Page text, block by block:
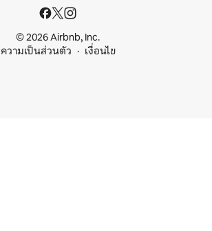
© 2026 Airbnb, Inc.
ความเป็นส่วนตัว
เงื่อนไข